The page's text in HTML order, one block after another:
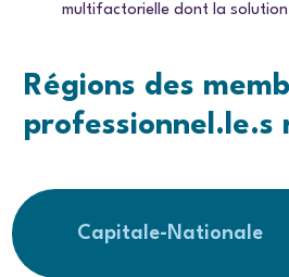
multifactorielle dont la
Régions des
professionnel.le.s
Capitale-Nationale